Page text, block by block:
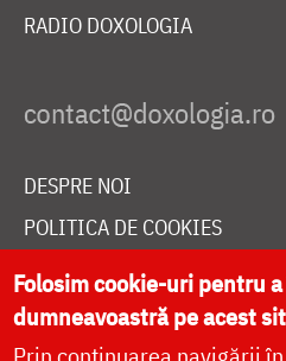
RADIO DOXOLOGIA
DESPRE NOI
POLITICA DE COOKIES
DONEAZĂ ONLINE PENTRU
Folosim cookie-uri pentru
dumneavoastră pe acest